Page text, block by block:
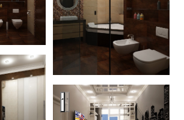
Penthouse in stroganoff